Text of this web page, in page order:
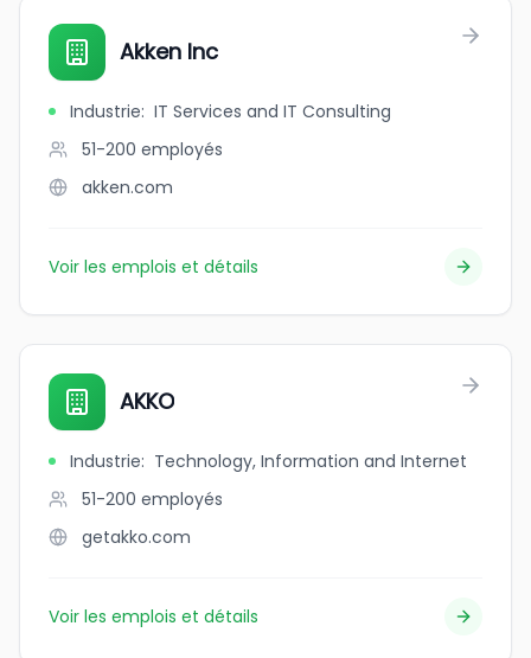
Akken Inc
Industrie: IT Services and IT Consulting
51-200 employés
akken.com
Voir les emplois et détails
AKKO
Industrie: Technology, Information and Internet
51-200 employés
getakko.com
Voir les emplois et détails